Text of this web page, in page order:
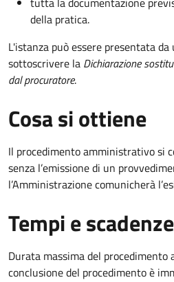
della pratica.
L'istanza può essere presentata
sottoscrivere la Dichiarazione
dal procuratore.
Cosa si ottiene
Il procedimento amministrativo si
senza l’emissione di un
l’Amministrazione comunicherà
Tempi e scadenze
Durata massima del
conclusione del procedimento è